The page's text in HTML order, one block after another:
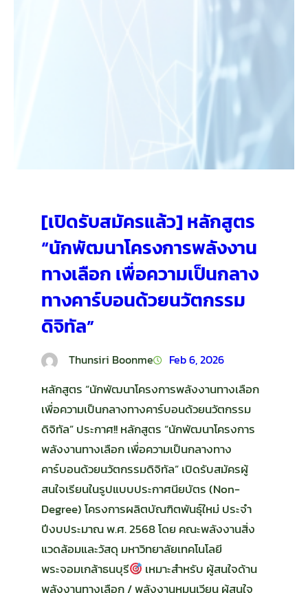
[เปิดรับสมัครแล้ว] หลักสูตร
“นักพัฒนาโครงการพลังงาน
ทางเลือก เพื่อความเป็นกลาง
ทางคาร์บอนด้วยนวัตกรรม
ดิจิทัล”
Thunsiri Boonme Feb 6, 2026
หลักสูตร “นักพัฒนาโครงการพลังงานทางเลือก
เพื่อความเป็นกลางทางคาร์บอนด้วยนวัตกรรม
ดิจิทัล” ประกาศ!! หลักสูตร “นักพัฒนาโครงการ
พลังงานทางเลือก เพื่อความเป็นกลางทาง
คาร์บอนด้วยนวัตกรรมดิจิทัล” เปิดรับสมัครผู้
สนใจเรียนในรูปแบบประกาศนียบัตร (Non-
Degree) โครงการผลิตบัณฑิตพันธุ์ใหม่ ประจำ
ปีงบประมาณ พ.ศ. 2568 โดย คณะพลังงานสิ่ง
แวดล้อมและวัสดุ มหาวิทยาลัยเทคโนโลยี
พระจอมเกล้าธนบุรี
เหมาะสำหรับ ผู้สนใจด้าน
พลังงานทางเลือก / พลังงานหมุนเวียน ผู้สนใจ